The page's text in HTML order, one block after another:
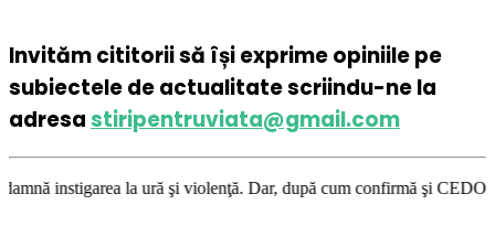
Invităm cititorii să își exprime opiniile pe
subiectele de actualitate scriindu-ne la
adresastiripentruviata@gmail.com
la ură şi violenţă. Dar, după cum confirmă şi CEDO în cazul